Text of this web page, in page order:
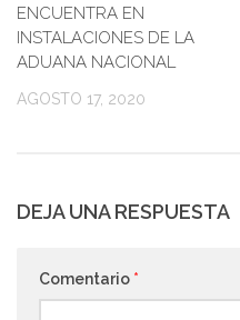
ENCUENTRA EN
INSTALACIONES DE LA
ADUANA NACIONAL
AGOSTO 17, 2020
DEJA UNA RESPUESTA
Comentario *